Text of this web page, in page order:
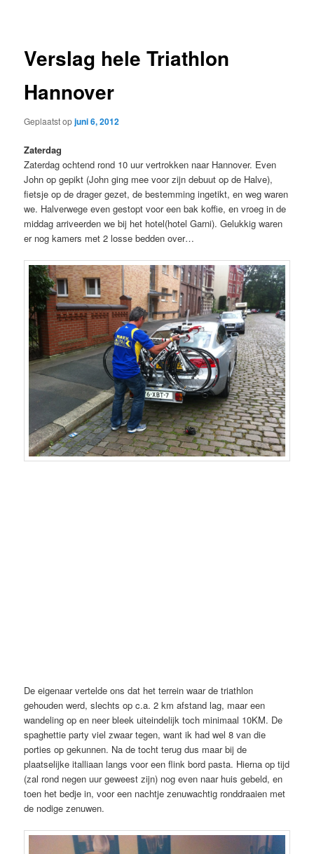
Verslag hele Triathlon
Hannover
Geplaatst opjuni 6, 2012
Zaterdag
Zaterdag ochtend rond 10 uur vertrokken naar Hannover. Even
John op gepikt (John ging mee voor zijn debuut op de Halve),
fietsje op de drager gezet, de bestemming ingetikt, en weg waren
we. Halverwege even gestopt voor een bak koffie, en vroeg in de
middag arriveerden we bij het hotel(hotel Garni). Gelukkig waren
er nog kamers met 2 losse bedden over…
De eigenaar vertelde ons dat het terrein waar de triathlon
gehouden werd, slechts op c.a. 2 km afstand lag, maar een
wandeling op en neer bleek uiteindelijk toch minimaal 10KM. De
spaghettie party viel zwaar tegen, want ik had wel 8 van die
porties op gekunnen. Na de tocht terug dus maar bij de
plaatselijke italliaan langs voor een flink bord pasta. Hierna op tijd
(zal rond negen uur geweest zijn) nog even naar huis gebeld, en
toen het bedje in, voor een nachtje zenuwachtig ronddraaien met
de nodige zenuwen.